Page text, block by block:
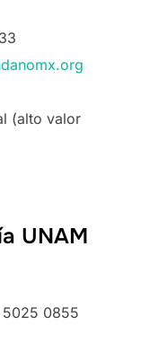
(alto valor
UNAM
0855